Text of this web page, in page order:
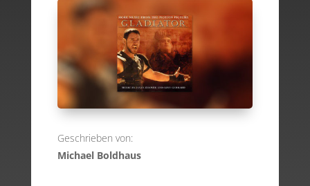
Geschrieben von:
Michael Boldhaus